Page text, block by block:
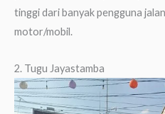
tinggi dari banyak pengguna
motor/mobil.
2. Tugu Jayastamba